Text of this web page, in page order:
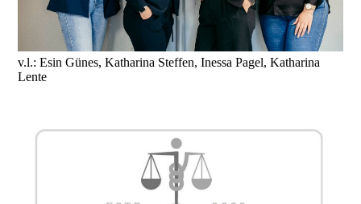
v.l.: Esin Günes, Katharina Steffen, Inessa Pagel, Katharina
Lente